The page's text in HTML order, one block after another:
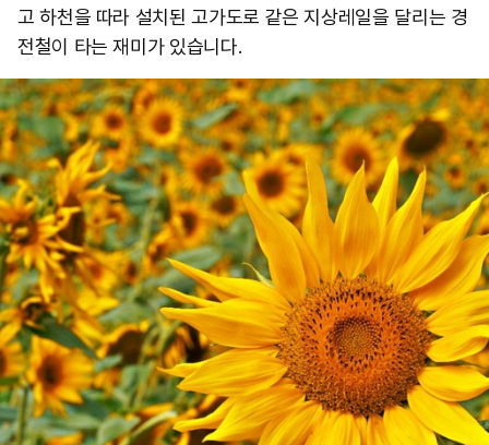
고 하천을 따라 설치된 고가도로 같은 지상레일을 달리는 경
전철이 타는 재미가 있습니다.